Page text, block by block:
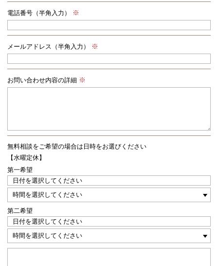
電話番号（半角入力）
メールアドレス（半角入力）
お問い合わせ内容の詳細
無料相談をご希望の場合は 日時をお選びください
【水曜定休】
第一希望
第二希望